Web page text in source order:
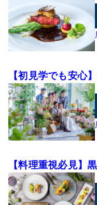
て創るフルオリジナル料
はゲストからも大好評！
【ドレスサロン併設！
全国提携ドレスショップ
ノビアス／ラフィリエ／
／ヴィクトリア フラン
その他多数
会場と全ての空間が自由
め、天井装飾やコーディ
《ご見学》お車の方は、
定会場》お子様がいても
《来館最大7万円プレゼ
ご検討の方）【3】無料
《その他来館特典》
《ご成約特典》【1】挙
【初見学でも安心
【料理重視必見】